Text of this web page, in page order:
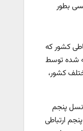
بطور
کشور که
شده توسط
ارتباطی در نقاط مختلف کشور،
نسل پنجم
سال ۱۳۹۹، نخستین پایلوت نسل پنجم ارتباطی